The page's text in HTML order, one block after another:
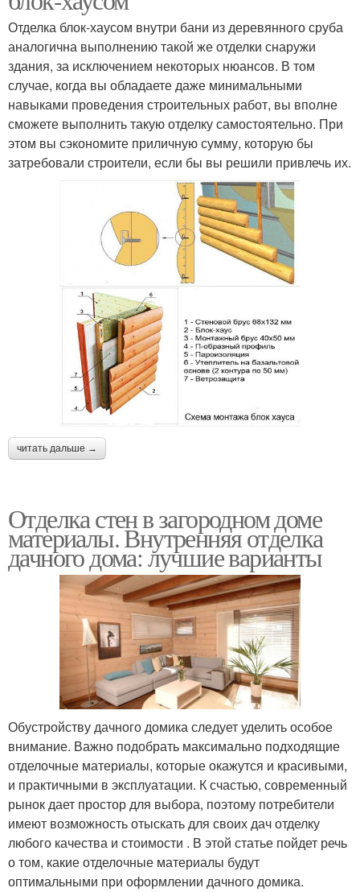
Отделка блок-хаусом внутри бани из деревянного сруба
аналогична выполнению такой же отделки снаружи
здания, за исключением некоторых нюансов. В том
случае, когда вы обладаете даже минимальными
навыками проведения строительных работ, вы вполне
сможете выполнить такую отделку самостоятельно. При
этом вы сэкономите приличную сумму, которую бы
затребовали строители, если бы вы решили привлечь их.
читать дальше →
Отделка стен в загородном доме
материалы. Внутренняя отделка
дачного дома: лучшие варианты
Обустройству дачного домика следует уделить особое
внимание. Важно подобрать максимально подходящие
отделочные материалы, которые окажутся и красивыми,
и практичными в эксплуатации. К счастью, современный
рынок дает простор для выбора, поэтому потребители
имеют возможность отыскать для своих дач отделку
любого качества и стоимости . В этой статье пойдет речь
о том, какие отделочные материалы будут
оптимальными при оформлении дачного домика.